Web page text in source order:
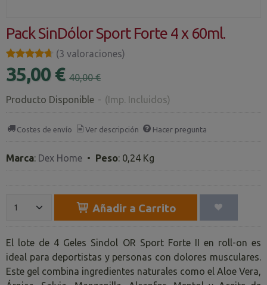
Pack SinDólor Sport Forte 4 x 60ml.
★★★★★
★★★★★ (3 valoraciones)
35,00 € 40,00 €
Producto Disponible - (Imp. Incluidos)
Costes de envío Ver descripción Hacer pregunta
Marca: Dex Home • Peso: 0,24 Kg
Añadir a Carrito
El lote de 4 Geles Sindol OR Sport Forte II en roll-on es
ideal para deportistas y personas con dolores musculares.
Este gel combina ingredientes naturales como el Aloe Vera,